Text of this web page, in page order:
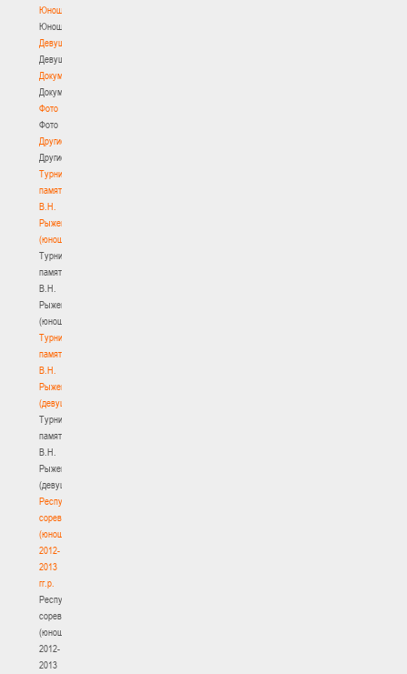
Юноши
Юноши
Девушки
Девушки
Документы
Документы
Фото
Фото
Другие
Другие
Турнир
памяти
В.Н.
Рыженкова
(юноши)
Турнир
памяти
В.Н.
Рыженкова
(юноши)
Турнир
памяти
В.Н.
Рыженкова
(девушки)
Турнир
памяти
В.Н.
Рыженкова
(девушки)
Республиканские
соревнования
(юноши)
2012-
2013
гг.р.
Республиканские
соревнования
(юноши)
2012-
2013